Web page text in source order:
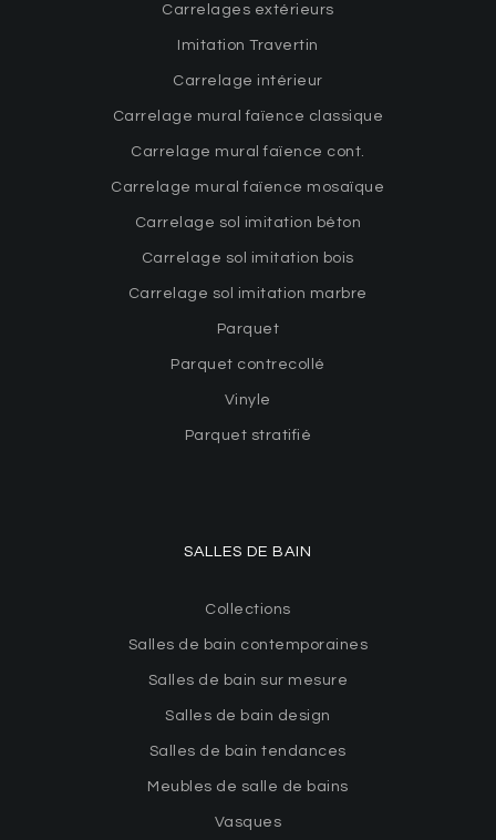
Carrelages extérieurs
Imitation Travertin
Carrelage intérieur
Carrelage mural faïence classique
Carrelage mural faïence cont.
Carrelage mural faïence mosaïque
Carrelage sol imitation béton
Carrelage sol imitation bois
Carrelage sol imitation marbre
Parquet
Parquet contrecollé
Vinyle
Parquet stratifié
SALLES DE BAIN
Collections
Salles de bain contemporaines
Salles de bain sur mesure
Salles de bain design
Salles de bain tendances
Meubles de salle de bains
Vasques